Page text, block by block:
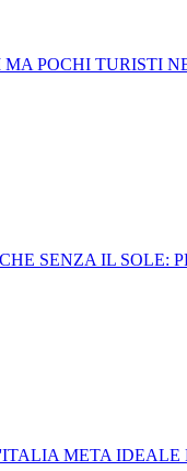
POCHI TURISTI
SENZA IL SOLE:
META IDEALE